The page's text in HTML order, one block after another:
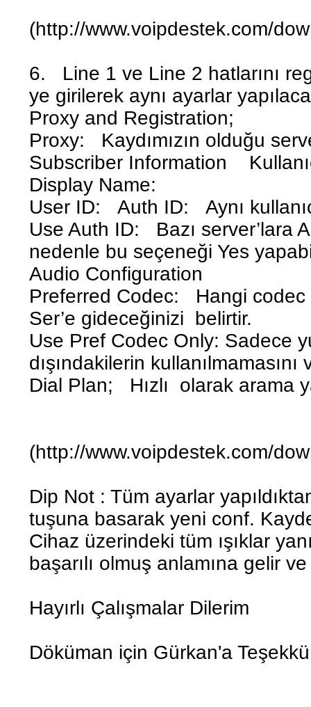
(http://www.voipdestek.com/
6. Line 1 ve Line 2 hatlarını
ye girilerek aynı ayarlar
Proxy and Registration;
Proxy: Kaydımızın olduğu
Subscriber Information
Display Name:
User ID: Auth ID: Aynı
Use Auth ID: Bazı server’lara
nedenle bu seçeneği Yes
Audio Configuration
Preferred Codec: Hangi codec
Ser’e gideceğinizi belirtir.
Use Pref Codec Only: Sadece
dışındakilerin kullanılmamasını
Dial Plan; Hızlı olarak arama
(http://www.voipdestek.com/
Dip Not : Tüm ayarlar
tuşuna basarak yeni conf.
Cihaz üzerindeki tüm ışıklar
başarılı olmuş anlamına gelir
Hayırlı Çalışmalar Dilerim
Döküman için Gürkan'a